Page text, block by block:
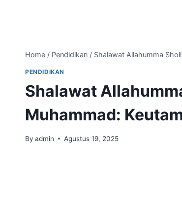
Home / Pendidikan / Shalawat Allahumma
PENDIDIKAN
Shalawat
Muhammad:
By admin Agustus 19, 2025